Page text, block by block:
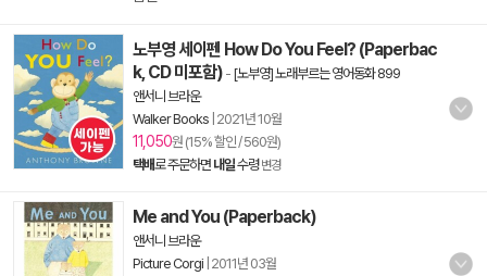
노부영 세이펜 How Do You Feel? (Paperbac
k, CD 미포함) - [노부영] 노래부르는 영어동화 899
앤서니 브라운
Walker Books 2021년 10월
11,050원 (15% 할인 / 560원)
택배로 주문하면 내일수령 변경
Me and You (Paperback)
앤서니 브라운
Picture Corgi 2011년 03월